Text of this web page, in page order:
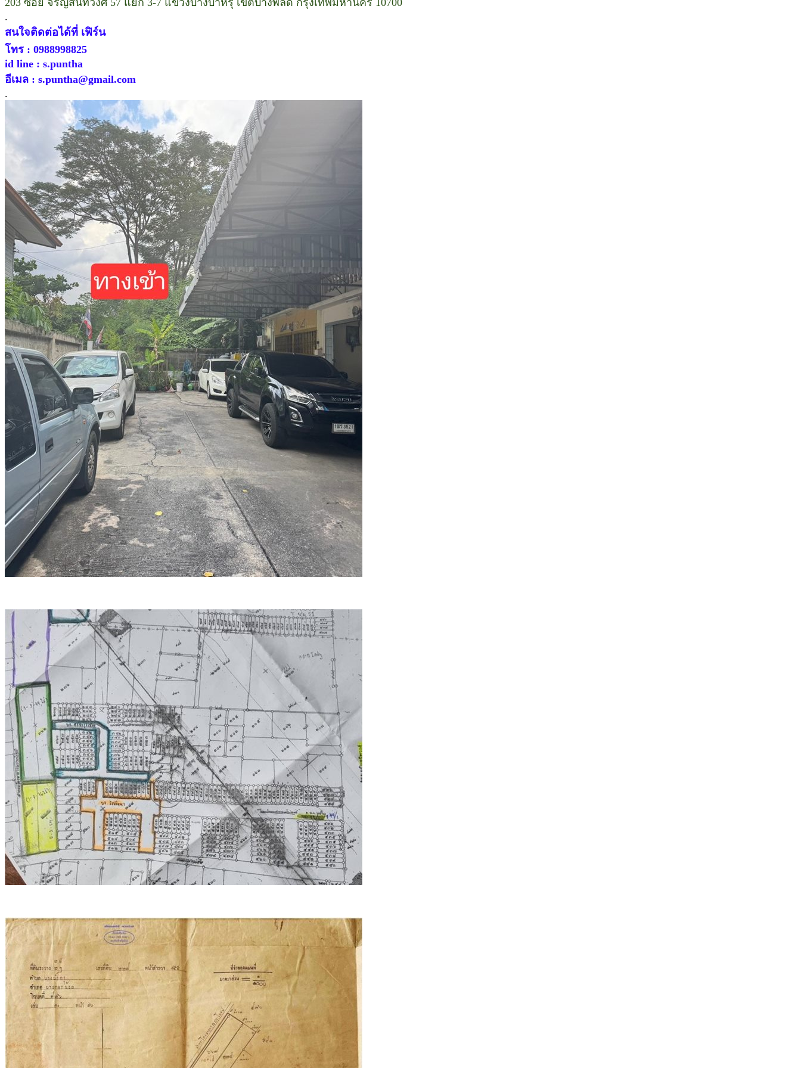
203 ซอย จรัญสนิทวงศ์ 57 แยก 3-7 แขวงบางบำหรุ เขตบางพลัด กรุงเทพมหานคร 10700
.
สนใจติดต่อได้ที่ เฟิร์น
โทร : 0988998825
id line : s.puntha
อีเมล : s.puntha@gmail.com
.